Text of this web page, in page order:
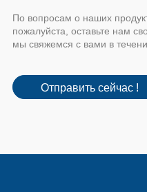
По вопросам о наших
пожалуйста, оставьте нам
мы свяжемся с вами в
Отправить сейчас !